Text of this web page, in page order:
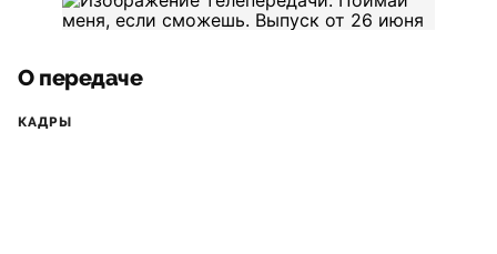
О передаче
КАДРЫ